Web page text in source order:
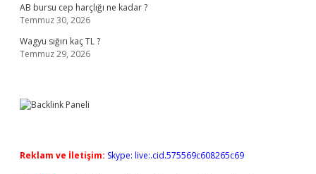
AB bursu cep harçlığı ne kadar ?
Temmuz 30, 2026
Wagyu sığırı kaç TL ?
Temmuz 29, 2026
Reklam ve İletişim: Skype: live:.cid.575569c608265c69